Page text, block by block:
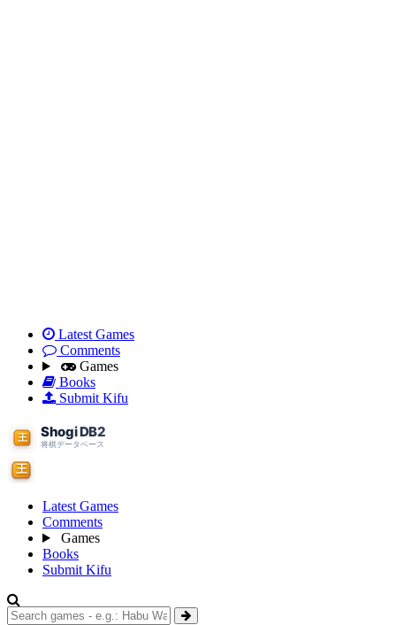
Latest Games
Comments
Games
Books
Submit Kifu
Latest Games
Comments
Games
Books
Submit Kifu